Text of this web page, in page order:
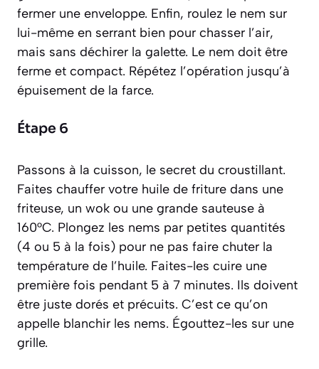
fermer une enveloppe. Enfin, roulez le nem sur
lui-même en serrant bien pour chasser l’air,
mais sans déchirer la galette. Le nem doit être
ferme et compact. Répétez l’opération jusqu’à
épuisement de la farce.
Étape 6
Passons à la cuisson, le secret du croustillant.
Faites chauffer votre huile de friture dans une
friteuse, un wok ou une grande sauteuse à
160°C. Plongez les nems par petites quantités
(4 ou 5 à la fois) pour ne pas faire chuter la
température de l’huile. Faites-les cuire une
première fois pendant 5 à 7 minutes. Ils doivent
être juste dorés et précuits. C’est ce qu’on
appelle blanchir les nems. Égouttez-les sur une
grille.